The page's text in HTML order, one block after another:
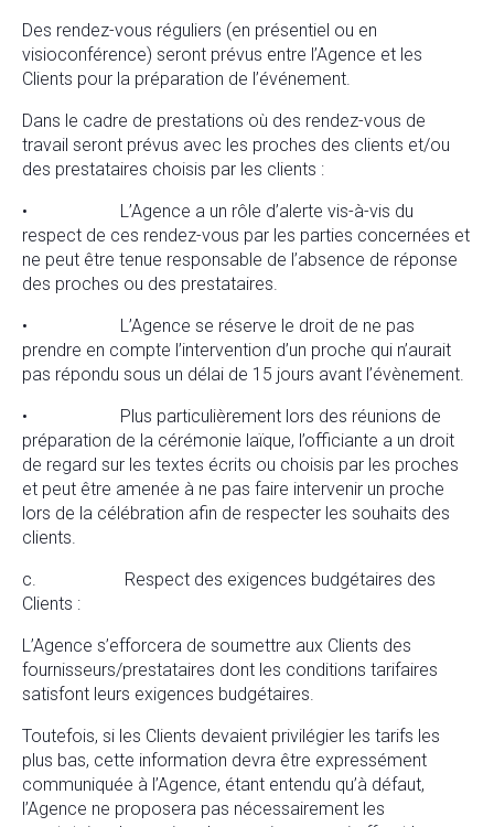
Des rendez-vous réguliers (en présentiel ou en
visioconférence) seront prévus entre l’Agence et les
Clients pour la préparation de l’événement.
Dans le cadre de prestations où des rendez-vous de
travail seront prévus avec les proches des clients et/ou
des prestataires choisis par les clients :
• L’Agence a un rôle d’alerte vis-à-vis du
respect de ces rendez-vous par les parties concernées et
ne peut être tenue responsable de l’absence de réponse
des proches ou des prestataires.
• L’Agence se réserve le droit de ne pas
prendre en compte l’intervention d’un proche qui n’aurait
pas répondu sous un délai de 15 jours avant l’évènement.
• Plus particulièrement lors des réunions de
préparation de la cérémonie laïque, l’officiante a un droit
de regard sur les textes écrits ou choisis par les proches
et peut être amenée à ne pas faire intervenir un proche
lors de la célébration afin de respecter les souhaits des
clients.
c. Respect des exigences budgétaires des
Clients :
L’Agence s’efforcera de soumettre aux Clients des
fournisseurs/prestataires dont les conditions tarifaires
satisfont leurs exigences budgétaires.
Toutefois, si les Clients devaient privilégier les tarifs les
plus bas, cette information devra être expressément
communiquée à l’Agence, étant entendu qu’à défaut,
l’Agence ne proposera pas nécessairement les